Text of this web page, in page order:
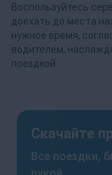
Воспользуйтесь
доехать до места
нужное время,
водителем,
поездкой.
Скачайте
Все поездки,